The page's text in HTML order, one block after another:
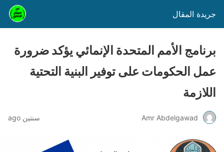
جريدة المقال
برنامج الأمم المتحدة الإنمائي يؤكد ضرورة
عمل الحكومات على توفير البنية التحتية
اللازمة
Amr Abdelgawad سنتين ago